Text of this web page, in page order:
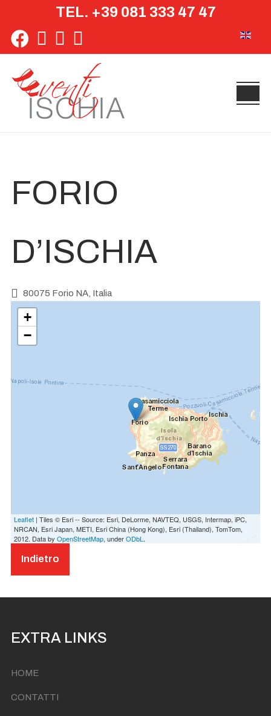
TEL. +39 081 333 47 47
FORIO
D’ISCHIA
80075 Forio NA, Italia
+
−
Leaflet | Tiles © Esri -- Source: Esri, DeLorme, NAVTEQ, USGS, Intermap, iPC,
NRCAN, Esri Japan, METI, Esri China (Hong Kong), Esri (Thailand), TomTom,
2012. Data by OpenStreetMap, underODbL .
Indietro
EXTRA LINKS
HOME
CONTATTI